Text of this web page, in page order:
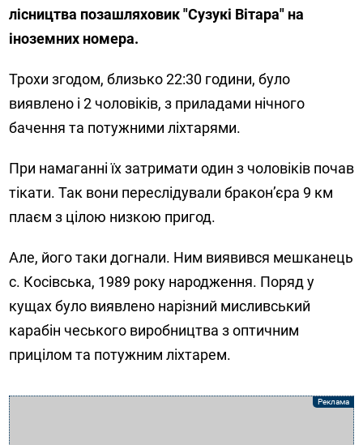
лісництва позашляховик "Сузукі Вітара" на
іноземних номера.
Трохи згодом, близько 22:30 години, було
виявлено і 2 чоловіків, з приладами нічного
бачення та потужними ліхтарями.
При намаганні їх затримати один з чоловіків почав
тікати. Так вони переслідували бракон’єра 9 км
плаєм з цілою низкою пригод.
Але, його таки догнали. Ним виявився мешканець
с. Косівська, 1989 року народження. Поряд у
кущах було виявлено нарізний мисливський
карабін чеського виробництва з оптичним
прицілом та потужним ліхтарем.